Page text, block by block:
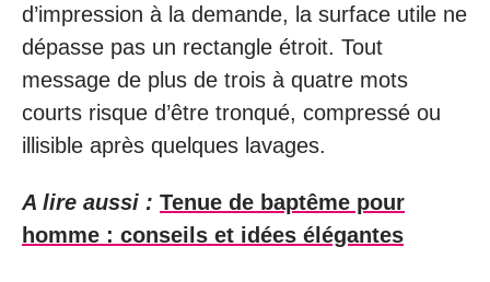
d’impression à la demande, la surface utile ne
dépasse pas un rectangle étroit. Tout
message de plus de trois à quatre mots
courts risque d’être tronqué, compressé ou
illisible après quelques lavages.
A lire aussi : Tenue de baptême pour
homme : conseils et idées élégantes